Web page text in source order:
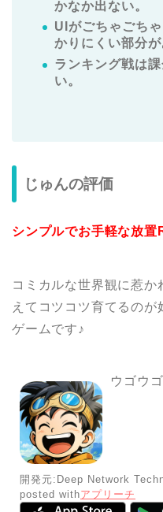
かなか出ない。
UIがごちゃごち
かりにくい部分が
ランキング戦は
い。
じゅんの評価
シンプルでお手軽な放置
コミカルな世界観に惹
えてコツコツ育てるのが
ゲームです♪
ウゴウ
開発元: Deep Network
posted withアプリーチ